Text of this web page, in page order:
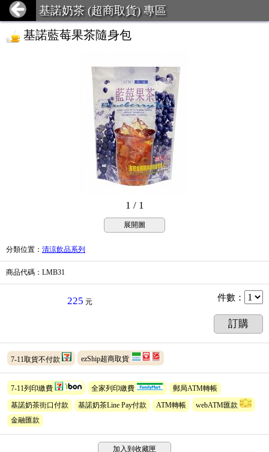
基諾奶茶 (超商取貨) 專區
基諾藍莓果茶隨身包
1 / 1
展開圖
分類位置 ： 清涼飲品系列
商品代碼 ：LMB31
225 元 件數 ：
訂購
7-11取貨不付款 ezShip超商取貨
7-11列印繳費 全家列印繳費 郵局ATM轉帳
基諾奶茶街口付款 基諾奶茶Line Pay付款 ATM轉帳
webATM匯款
金融匯款
加入到收藏匣